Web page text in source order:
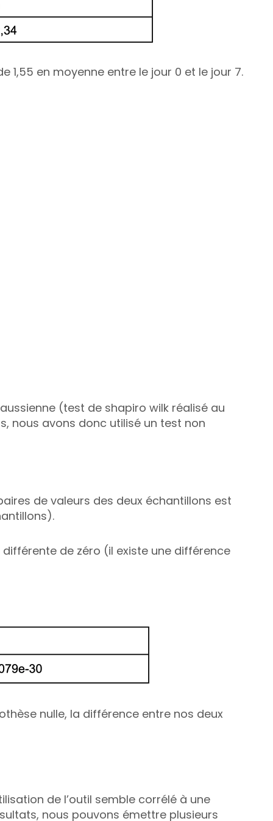
1,55 en moyenne entre le jour 0 et le jour 7.
(test de shapiro wilk réalisé au
nous avons donc utilisé un test non
de valeurs des deux échantillons est
de zéro (il existe une différence
nulle, la différence entre nos deux
de l’outil semble corrélé à une
nous pouvons émettre plusieurs